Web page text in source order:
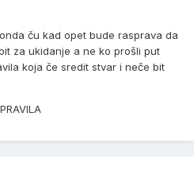
ču kad opet bude rasprava da
za ukidanje a ne ko prošli put
koja če sredit stvar i neče bit